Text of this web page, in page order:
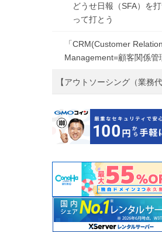
どうせ日報（SFA）を
って打とう
「CRM(Customer
Management=顧客関係管
【アウトソーシング（業務代